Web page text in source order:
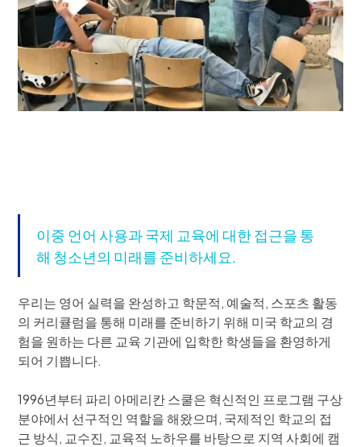
이중 언어 사용과 국제 교육에 대한 접근을 통
해 청소년의 미래를 준비하세요.
우리는 영어 실력을 완성하고 학문적, 예술적, 스포츠 활동
의 커리큘럼을 통해 미래를 준비하기 위해 미국 학교의 경
험을 원하는 다른 교육 기관에 입학한 학생들을 환영하게
되어 기쁩니다.
1996년부터 파리 아메리칸 스쿨은 혁신적인 프로그램 구상
분야에서 선구적인 역할을 해왔으며, 국제적인 학교의 접
근 방식, 교수진, 교육적 노하우를 바탕으로 지역 사회에 캠